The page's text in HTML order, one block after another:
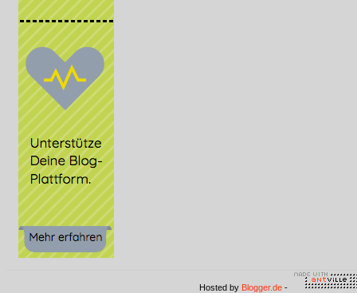
Hosted by Blogger.de -